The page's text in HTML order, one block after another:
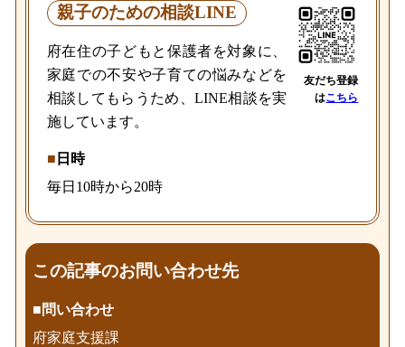
友だち登録
はこちら
親子のための相談LINE
府在住の子どもと保護者を対象に、
家庭での不安や子育ての悩みなどを
相談してもらうため、LINE相談を実
施しています。
■ 日時
毎日10時から20時
この記事のお問い合わせ先
■問い合わせ
府家庭支援課